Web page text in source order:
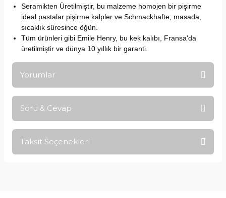
Seramikten Üretilmiştir, bu malzeme homojen bir pişirme
ideal pastalar pişirme kalpler ve Schmackhafte; masada,
sıcaklık süresince öğün.
Tüm ürünleri gibi Emile Henry, bu kek kalıbı, Fransa'da
üretilmiştir ve dünya 10 yıllık bir garanti.
Yorumlar
Soru & Cevap
Taksit Seçenekleri